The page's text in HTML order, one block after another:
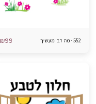
552 - מה רבו מעשיך ₪99